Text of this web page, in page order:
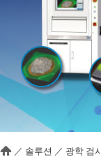
／ 솔루션 ／ 광학 검